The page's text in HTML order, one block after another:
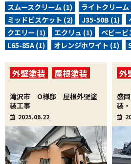
スムースクリーム (1)
ライトクリー
ミッドビスケット (2)
J35-50B (1)
クエリー (1)
エクリュ (1) ベビーピ
L65-85A (1)
オレンジホワイト (1)
滝沢市 O様邸 屋根外壁塗
装工事
2025.06.22
外壁塗装 屋根塗装
盛
装
外
ム